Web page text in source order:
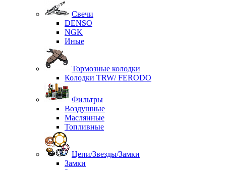
Свечи
DENSO
NGK
Иные
Тормозные колодки
Колодки TRW/ FERODO
Фильтры
Воздушные
Маслянные
Топливные
Цепи/Звезды/Замки
Замки